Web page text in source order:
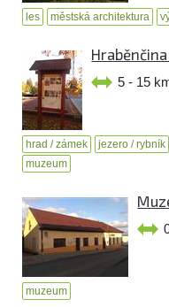
les městská architektura
5 - 15
hrad / zámek jezero / rybník
muzeum
muzeum